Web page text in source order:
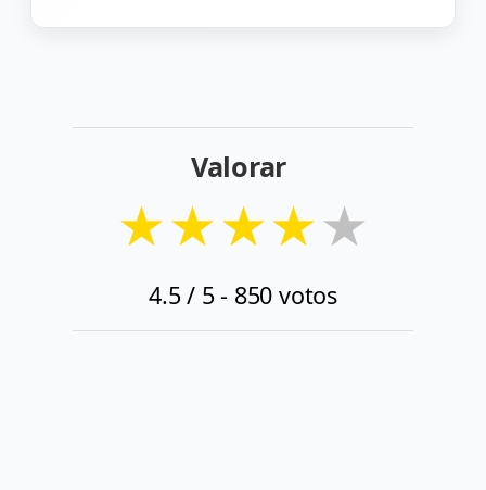
Valorar
★★★★★
4.5/ 5 - 850 votos